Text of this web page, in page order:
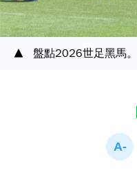
盤點2026世足黑馬